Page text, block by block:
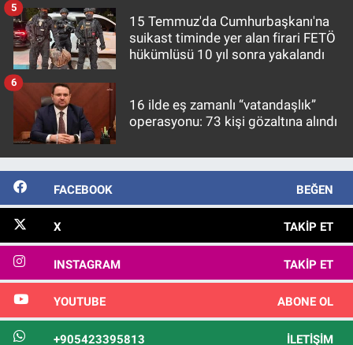
15 Temmuz'da Cumhurbaşkanı'na
suikast timinde yer alan firari FETÖ
hükümlüsü 10 yıl sonra yakalandı
5
16 ilde eş zamanlı “vatandaşlık”
operasyonu: 73 kişi gözaltına alındı
6
FACEBOOK BEĞEN
X TAKIP ET
INSTAGRAM TAKIP ET
YOUTUBE ABONE OL
+905423395813 İLETIŞIM